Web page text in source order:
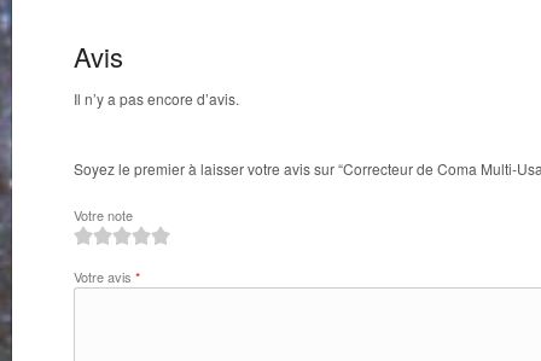
Avis
Il n’y a pas encore d’avis.
Soyez le premier à laisser votre avis sur “Correcteur de Coma Multi-
Votre note
Votre avis *